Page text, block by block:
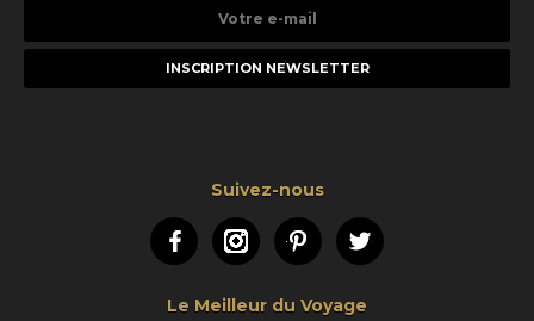
e-
Suivez-nous
FacebookInstagramPinterestTwitter
Le Meilleur du Voyage